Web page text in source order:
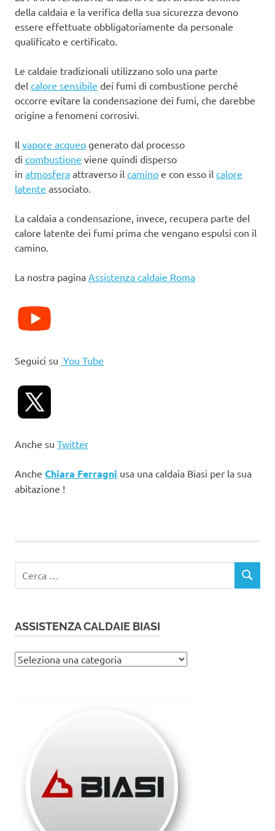
della caldaia e la verifica della sua sicurezza devono
essere effettuate obbligatoriamente da personale
qualificato e certificato.
Le caldaie tradizionali utilizzano solo una parte
del calore sensibile dei fumi di combustione perché
occorre evitare la condensazione dei fumi, che darebbe
origine a fenomeni corrosivi.
Il vapore acqueo generato dal processo
di combustione viene quindi disperso
in atmosfera attraverso il camino e con esso il calore
latente associato.
La caldaia a condensazione, invece, recupera parte del
calore latente dei fumi prima che vengano espulsi con il
camino.
La nostra pagina Assistenza caldaie Roma
Seguici su You Tube
Anche su Twitter
Anche Chiara Ferragni usa una caldaia Biasi per la sua
abitazione !
CERCA
ASSISTENZA CALDAIE BIASI
Assistenza